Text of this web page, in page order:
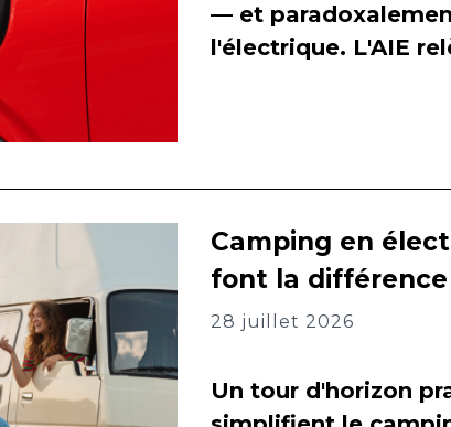
— et
l'électrique. L'AIE
Camping en
font la différence
28 juillet 2026
Un tour d'horizon